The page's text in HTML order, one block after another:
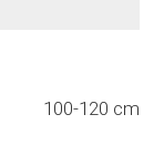
100-120 cm